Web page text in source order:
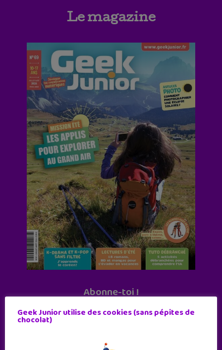
Le magazine
Abonne-toi !
11 numéros par an
Geek Junior utilise des cookies (sans pépites de
chocolat)